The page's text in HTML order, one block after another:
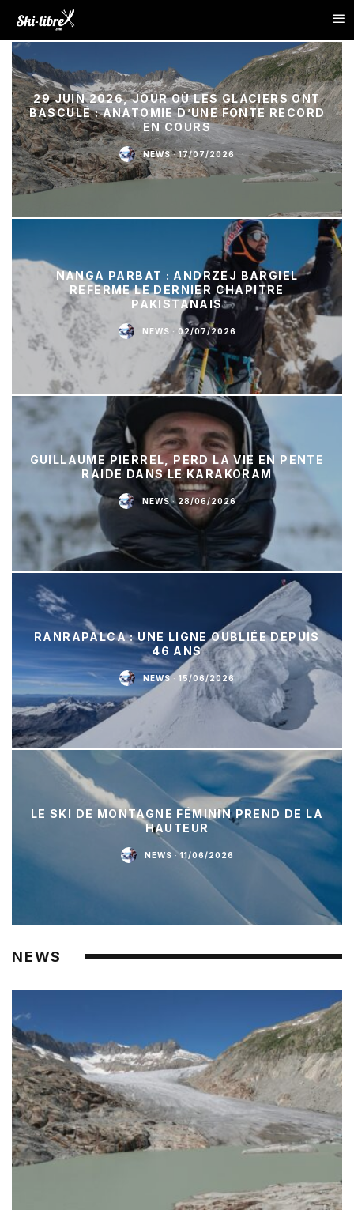
29 JUIN 2026, JOUR OÙ LES GLACIERS ONT
BASCULÉ : ANATOMIE D’UNE FONTE RECORD
EN COURS
NEWS · 17/07/2026
NANGA PARBAT : ANDRZEJ BARGIEL
REFERME LE DERNIER CHAPITRE
PAKISTANAIS
NEWS · 02/07/2026
GUILLAUME PIERREL, PERD LA VIE EN PENTE
RAIDE DANS LE KARAKORAM
NEWS · 28/06/2026
RANRAPALCA : UNE LIGNE OUBLIÉE DEPUIS
46 ANS
NEWS · 15/06/2026
LE SKI DE MONTAGNE FÉMININ PREND DE LA
HAUTEUR
NEWS · 11/06/2026
NEWS